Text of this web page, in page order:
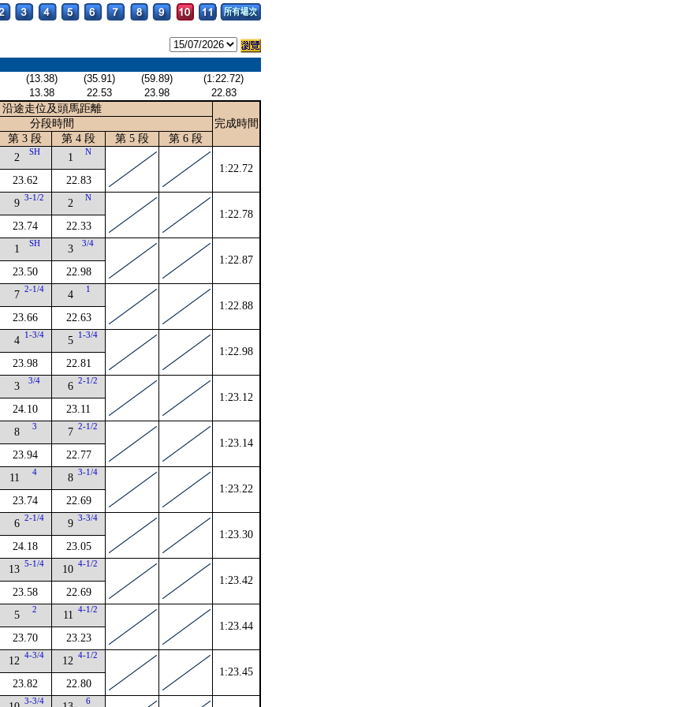
(13.38) (35.91) (59.89)
(1:22.72)
13.38 22.53 23.98
22.83
沿途走位及頭馬距離
完成時間
分段時間
第 3 段 第 4 段 第 5 段 第 6 段
2 SH
23.62
1 N
22.83
1:22.72
9 3-1/2
23.74
2 N
22.33
1:22.78
1 SH
23.50
3 3/4
22.98
1:22.87
7 2-1/4
23.66
4 1
22.63
1:22.88
4 1-3/4
23.98
5 1-3/4
22.81
1:22.98
3 3/4
24.10
6 2-1/2
23.11
1:23.12
8 3
23.94
7 2-1/2
22.77
1:23.14
11 4
23.74
8 3-1/4
22.69
1:23.22
6 2-1/4
24.18
9 3-3/4
23.05
1:23.30
13 5-1/4
23.58
10 4-1/2
22.69
1:23.42
5 2
23.70
11 4-1/2
23.23
1:23.44
12 4-3/4
23.82
12 4-1/2
22.80
1:23.45
3-3/4 6